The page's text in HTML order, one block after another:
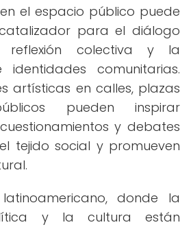
el espacio público puede
para el diálogo
reflexión colectiva y la
identidades comunitarias.
artísticas en calles, plazas
pueden inspirar
y debates
tejido social y promueven
donde la
y la cultura están